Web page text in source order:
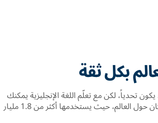
بكل ثقة
تحدياً، لكن مع تعلّم اللغة الإنجليزية يمكنك
التواصل بسهولة في أي مكان حول العالم، حيث يستخدمها أكثر من 1.8 مليار